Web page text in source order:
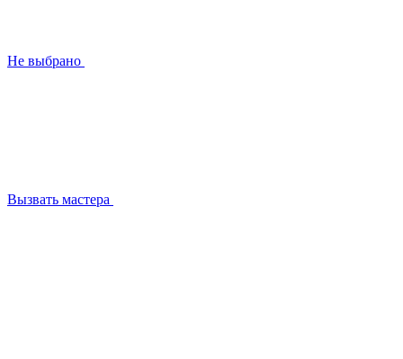
Не выбрано
Вызвать мастера